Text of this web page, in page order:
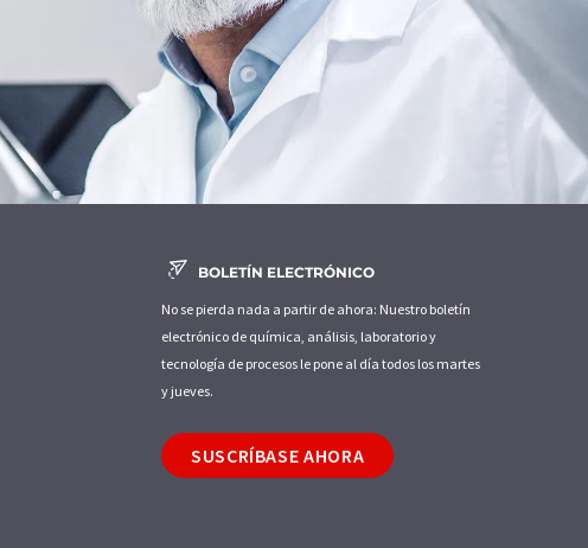
BOLETÍN ELECTRÓNICO
No se pierda nada a partir de ahora: Nuestro boletín
electrónico de química, análisis, laboratorio y
tecnología de procesos le pone al día todos los martes
y jueves.
SUSCRÍBASE AHORA